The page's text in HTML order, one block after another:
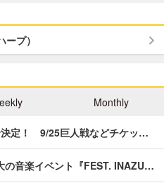
プ）
Monthly
決定！ 9/25巨人戦などチケッ…
の音楽イベント『FEST. INAZU…